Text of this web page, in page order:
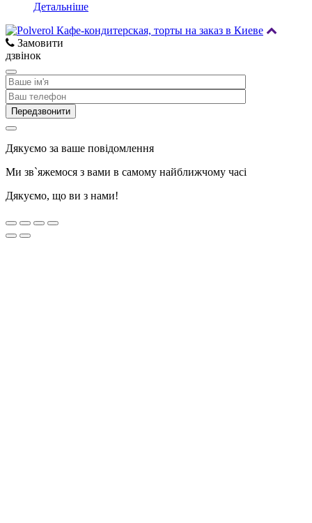
Детальніше
Замовити
дзвінок
Дякуємо за ваше повідомлення
Ми зв`яжемося з вами в самому найближчому часі
Дякуємо, що ви з нами!